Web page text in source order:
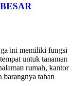
ini memiliki fungsi
untuk tanaman
rumah, kantor
barangnya tahan